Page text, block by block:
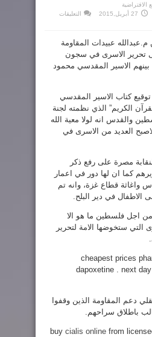
الافتراضية
27 أبريل,2015 التعليقات
الاسرى
عبيدات المقاومة
تحرير الاسرى في سجون
بينهم الاسير المقدسي محمود
كتاب الاسير المقدسي
الكريم” الذي نظمته لجنة
والقدس انه لولا معية الله
العديد من الاسرى في
مصرة على رفع ذكر
كما ان لها دور في اعمار
واغاثة قطاع غزة، وانه تم
اجل فلسطين ما هو الا
التي ستخوضها الامة لتحرير
cheapest prices
dapoxetine . next
دعم المقاومة الذين وقفوا
باطلاق سراحهم.
buy cialis online from